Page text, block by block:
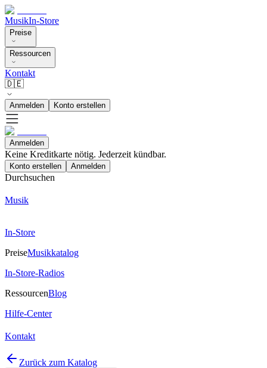
MusikIn-Store
Preise
Ressourcen
Kontakt
🇩🇪
Anmelden Konto erstellen
Anmelden
Keine Kreditkarte nötig. Jederzeit kündbar.
Konto erstellen Anmelden
Durchsuchen
Musik
In-Store
PreiseMusikkatalog
In-Store-Radios
RessourcenBlog
Hilfe-Center
Kontakt
Zurück zum Katalog